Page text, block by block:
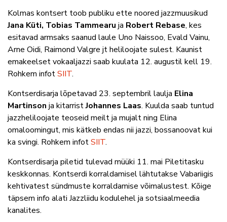
Kolmas kontsert toob publiku ette noored jazzmuusikud
Jana Küti, Tobias Tammearu ja Robert Rebase, kes
esitavad armsaks saanud laule Uno Naissoo, Evald Vainu,
Arne Oidi, Raimond Valgre jt heliloojate sulest. Kaunist
emakeelset vokaaljazzi saab kuulata 12. augustil kell 19.
Rohkem infotSIIT.
Kontserdisarja lõpetavad 23. septembril laulja Elina
Martinson ja kitarristJohannes Laas. Kuulda saab tuntud
jazzheliloojate teoseid meilt ja mujalt ning Elina
omaloomingut, mis kätkeb endas nii jazzi, bossanoovat kui
ka svingi. Rohkem infotSIIT.
Kontserdisarja piletid tulevad müüki 11. mai Piletitasku
keskkonnas. Kontserdi korraldamisel lähtutakse Vabariigis
kehtivatest sündmuste korraldamise võimalustest. Kõige
täpsem info alati Jazzliidu kodulehel ja sotsiaalmeedia
kanalites.